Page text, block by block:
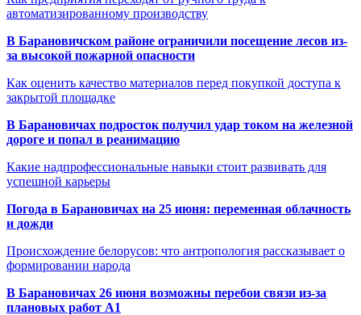
автоматизированному производству
В Барановичском районе ограничили посещение лесов из-
за высокой пожарной опасности
Как оценить качество материалов перед покупкой доступа к
закрытой площадке
В Барановичах подросток получил удар током на железной
дороге и попал в реанимацию
Какие надпрофессиональные навыки стоит развивать для
успешной карьеры
Погода в Барановичах на 25 июня: переменная облачность
и дожди
Происхождение белорусов: что антропология рассказывает о
формировании народа
В Барановичах 26 июня возможны перебои связи из-за
плановых работ A1